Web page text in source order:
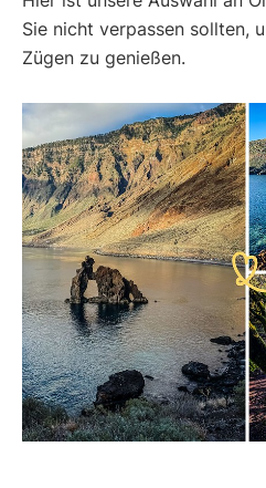
Sie nicht verpassen sollten,
Zügen zu genießen.